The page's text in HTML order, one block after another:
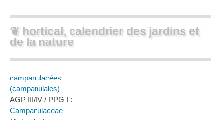
❦ hortical, calendrier des jardins et
de la nature
campanulacées
(campanulales)
AGP III/IV / PPG I :
Campanulaceae